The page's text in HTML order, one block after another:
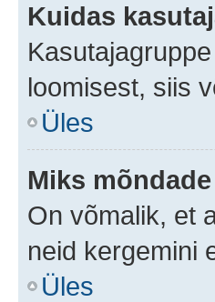
Kuidas
loomisest, siis
Üles
Miks
On võmalik, et
neid kergemini
Üles